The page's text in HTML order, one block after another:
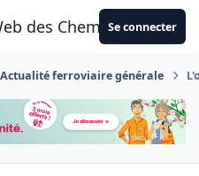
des CheminotsSe connecter
Actualité ferroviaire générale